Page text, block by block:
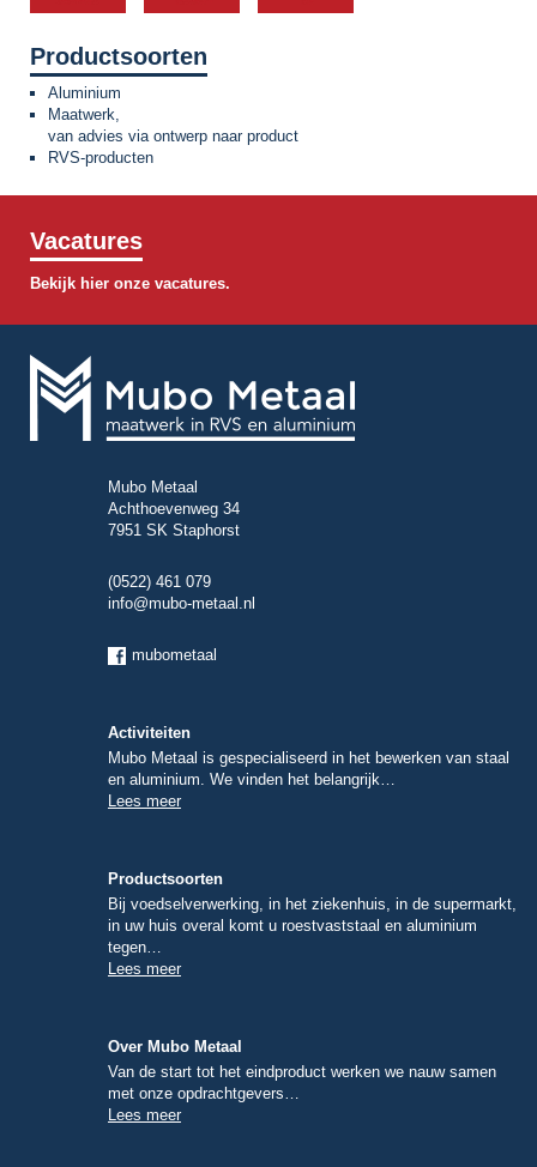
Productsoorten
Aluminium
Maatwerk,
van advies via ontwerp naar product
RVS-producten
Vacatures
Bekijk hier onze vacatures.
Mubo Metaal
Achthoevenweg 34
7951 SK Staphorst
(0522) 461 079
info@mubo-metaal.nl
mubometaal
Activiteiten
Mubo Metaal is gespecialiseerd in het bewerken van staal
en aluminium. We vinden het belangrijk…
Lees meer
Productsoorten
Bij voedselverwerking, in het ziekenhuis, in de supermarkt,
in uw huis overal komt u roestvaststaal en aluminium
tegen…
Lees meer
Over Mubo Metaal
Van de start tot het eindproduct werken we nauw samen
met onze opdrachtgevers…
Lees meer